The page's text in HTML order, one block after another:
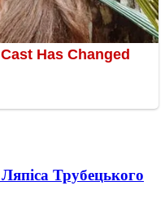
Трубецького